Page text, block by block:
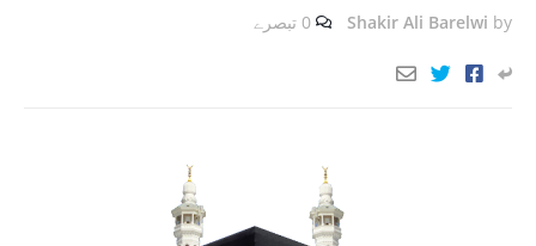
by
Shakir Ali Barelwi 0 تبصرے